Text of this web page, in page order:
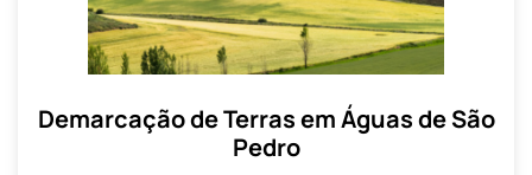
Demarcação de Terras em Águas de São
Pedro